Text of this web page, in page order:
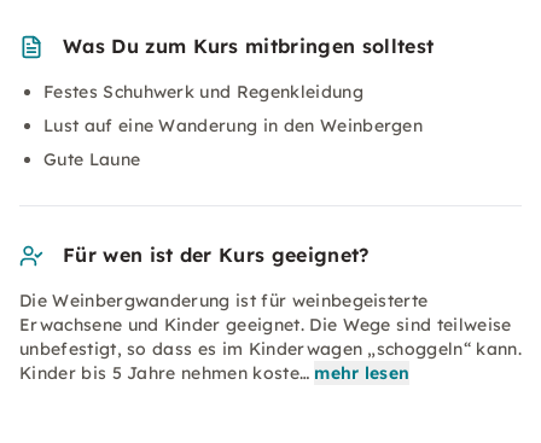
Was Du zum Kurs mitbringen solltest
Festes Schuhwerk und Regenkleidung
Lust auf eine Wanderung in den Weinbergen
Gute Laune
Für wen ist der Kurs geeignet?
Die Weinbergwanderung ist für weinbegeisterte
Erwachsene und Kinder geeignet. Die Wege sind teilweise
unbefestigt, so dass es im Kinderwagen „schoggeln“ kann.
Kinder bis 5 Jahre nehmen koste… mehr lesen